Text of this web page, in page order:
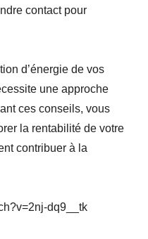
contact pour
d’énergie de vos
une approche
ces conseils, vous
la rentabilité de votre
contribuer à la
dq9__tk